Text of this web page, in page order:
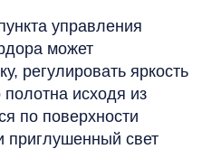
управления
может
регулировать яркость
исходя из
по поверхности
приглушенный свет